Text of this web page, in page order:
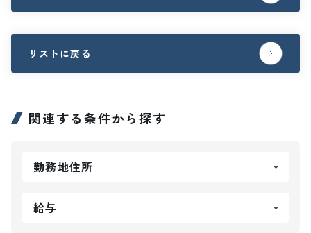
リストに戻る
関連する条件から探す
勤務地住所
給与